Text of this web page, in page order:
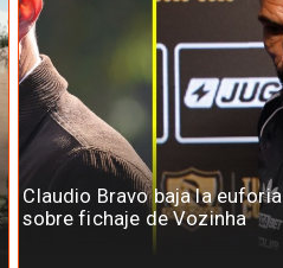
Claudio Bravo baja la euforia
sobre fichaje de Vozinha